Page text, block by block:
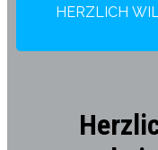
HERZLICH